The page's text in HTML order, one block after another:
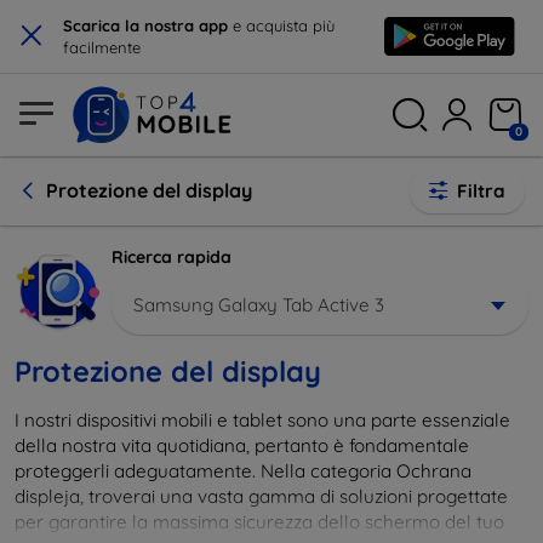
× Scarica la nostra app e acquista più
facilmente
0
Protezione del display Filtra
Ricerca rapida
Samsung Galaxy Tab Active 3
Protezione del display
I nostri dispositivi mobili e tablet sono una parte essenziale
della nostra vita quotidiana, pertanto è fondamentale
proteggerli adeguatamente. Nella categoria Ochrana
displeja, troverai una vasta gamma di soluzioni progettate
per garantire la massima sicurezza dello schermo del tuo